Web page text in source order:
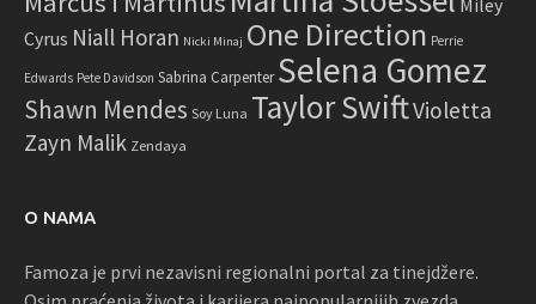
Miley
Cyrus Niall Horan Nicki Minaj One Direction Perrie
Edwards Pete Davidson Sabrina Carpenter Selena Gomez
Shawn Mendes Soy Luna Taylor SwiftVioletta
Zayn Malik Zendaya
O NAMA
Famoza je prvi nezavisni regionalni portal za tinejdžere.